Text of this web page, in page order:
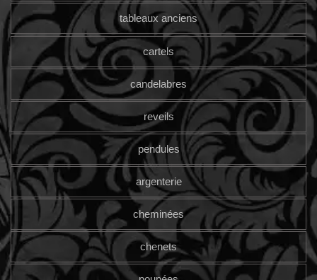
tableaux anciens
cartels
candelabres
reveils
pendules
argenterie
cheminées
chenets